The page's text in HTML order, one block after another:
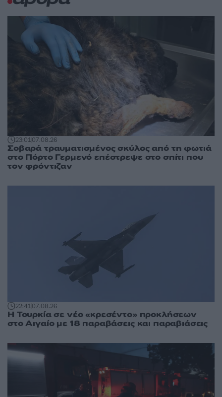
23:0107.08.26
Σοβαρά τραυματισμένος σκύλος από τη φωτιά
στο Πόρτο Γερμενό επέστρεψε στο σπίτι που
τον φρόντιζαν
22:4107.08.26
Η Τουρκία σε νέο «κρεσέντο» προκλήσεων
στο Αιγαίο με 18 παραβάσεις και παραβιάσεις